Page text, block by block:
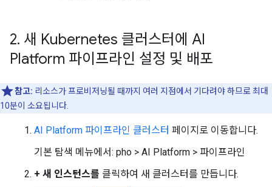
2. 새 Kubernetes 클러스터에 AI
Platform 파이프라인 설정 및 배포
참고: 리소스가 프로비저닝될 때까지 여러 지점에서 기다려야 하므로 최대
10분이 소요됩니다.
AI Platform 파이프라인 클러스터 페이지로 이동합니다.
기본 탐색 메뉴에서: pho > AI Platform > 파이프라인
+ 새 인스턴스를 클릭하여 새 클러스터를 만듭니다.